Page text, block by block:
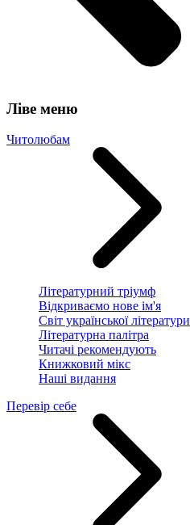
Ліве меню
Читолюбам
Літературний тріумф
Відкриваємо нове ім'я
Світ української літератури
Літературна палітра
Читачі рекомендують
Книжковий мікс
Наші видання
Перевір себе